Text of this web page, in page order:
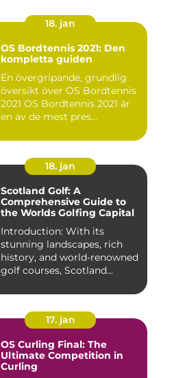
18. jan
OS Bordtennis 2021: Den
kompletta guiden
En övergripande, grundlig
översikt över OS Bordtennis
2021 OS Bordtennis 2021 är
en av de mest pres...
18. jan
Scotland Golf: A
Comprehensive Guide to
the Worlds Golfing Capital
Introduction: With its
stunning landscapes, rich
history, and world-renowned
golf courses, Scotland...
17. jan
OS Curling Final: The
Ultimate Competition in
Curling